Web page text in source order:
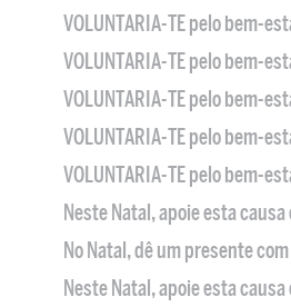
VOLUNTARIA-TE pelo bem-
VOLUNTARIA-TE pelo bem-
VOLUNTARIA-TE pelo bem-
VOLUNTARIA-TE pelo bem-
VOLUNTARIA-TE pelo bem-
Neste Natal, apoie esta
No Natal, dê um presente
Neste Natal, apoie esta